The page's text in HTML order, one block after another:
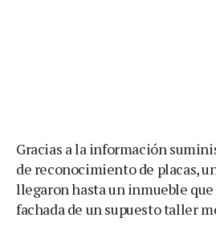
Gracias a la información
de reconocimiento de placas,
llegaron hasta un inmueble que
fachada de un supuesto taller